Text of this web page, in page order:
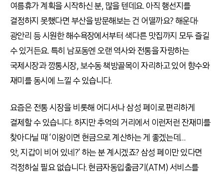
여름휴가 계획을 시작하신 분, 많을 텐데요. 아직 행선지를
결정하지 못했다면 부산을 방문해보는 건 어떨까요? 해운대∙
광안리 등 시원한 해수욕장에서부터 색다른 맛집까지 모두 즐길
수 있거든요. 특히 남포동엔 오랜 역사와 전통을 자랑하는
국제시장과 깡통시장, 보수동 책방골목이 자리하고 있어 향수와
재미를 동시에 느낄 수 있습니다.
요즘은 전통 시장을 비롯해 어디서나 삼성 페이로 편리하게
결제할 수 있습니다. 하지만 추억의 거리에서 이런저런 잔재미를
찾아다닐 때 ‘이왕이면 현금으로 계산하는 게 좋겠는데…
앗, 지갑이 비어 있네?’ 하는 분 계시겠죠? 삼성 페이만 있다면
걱정하실 필요 없습니다. 현금자동입출금기(ATM) 서비스를